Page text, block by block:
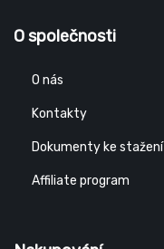
O společnosti
O nás
Kontakty
Dokumenty ke stažení
Affiliate program